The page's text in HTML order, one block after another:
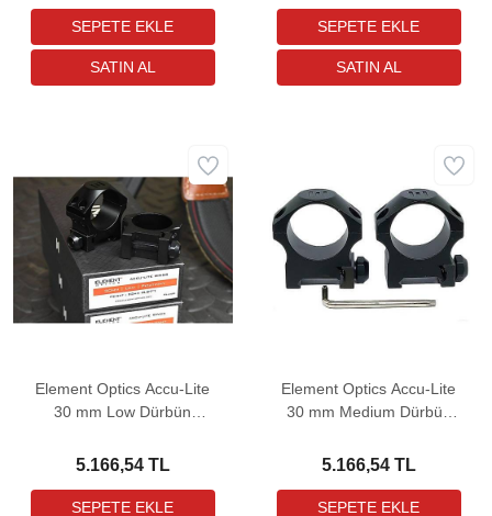
Element Optics Accu-Lite
30 mm Low Dürbün
5.166,54 TL
Element Optics Accu-Lite
30 mm Medium Dürbün
5.166,54 TL